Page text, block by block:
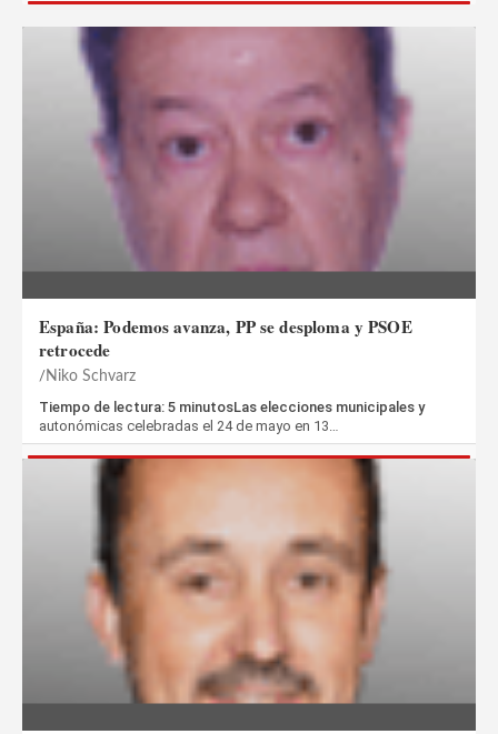
España: Podemos avanza, PP se desploma y PSOE
retrocede
Niko Schvarz
Tiempo de lectura: 5 minutosLas elecciones municipales y
autonómicas celebradas el 24 de mayo en 13…